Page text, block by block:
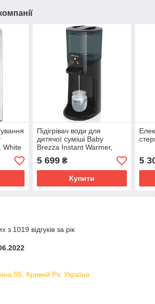
White
Підігрівач води для
дитячої суміші Baby
Brezza Instant Warmer,
Black
5 699₴
Купити
5
з 1019 відгуків за рік
55, Кривий Ріг, Україна